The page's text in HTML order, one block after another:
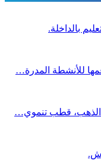
بالداخلة.
للأنشطة المدرة…
الذهب، قطب تنموي…